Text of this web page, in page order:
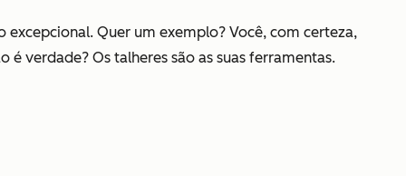
Quer um exemplo? Você, com certeza,
verdade? Os talheres são as suas ferramentas.